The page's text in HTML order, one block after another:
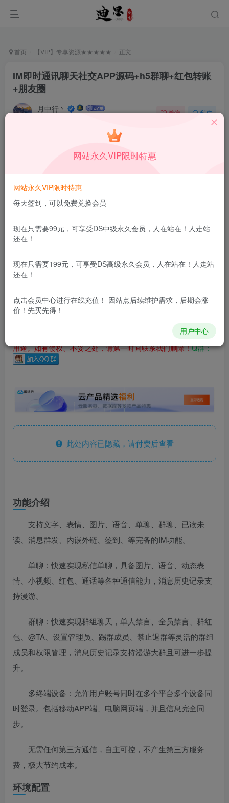
首页 【VIP】专享资源★★★★★ 正文
IM即时通讯聊天社交APP源码+h5群聊+红包转账
+朋友圈
月中行丶 关注 私信
此内容为付费阅读，请付费后查看
￥1.99
立即购买
更新及时
极速下载 安全绿色 网盘下载
于商业用途。如有侵权、不妥之处，请第一时间联系我们删
除！
本站所有内容来自互联网收集，仅供学习和交流，请勿用于商业
用途。如有侵权、不妥之处，请第一时间联系我们删除！Q群：
此处内容已隐藏，请付费后查看
功能介绍
支持文字、表情、图片、语音、单聊、群聊、已读未
读、消息群发、内嵌外链、签到、等完备的IM功能。
单聊：快速实现私信单聊，具备图片、语音、动态表
情、小视频、红包、通话等各种通信能力，消息历史记录支
持漫游。
群聊：快速实现群组聊天，单人禁言、全员禁言、群红
包、@TA、设置管理员、踢群成员、禁止退群等灵活的群组
成员和权限管理，消息历史记录支持漫游大群且可进一步提
升。
多终端设备：允许用户账号同时在多个平台多个设备同
时登录。包括移动APP端、电脑网页端，并且信息完全同
步。
无需任何第三方通信，自主可控，不产生第三方服务
费，极大节约成本。
环境配置
网站永久VIP限时特惠
网站永久VIP限时特惠
每天签到，可以免费兑换会员
现在只需要99元，可享受DS中级永久会员，人在站在！人走站
还在！
现在只需要199元，可享受DS高级永久会员，人在站在！人走站
还在！
点击会员中心进行在线充值！ 因站点后续维护需求，后期会涨
价！先买先得！
用户中心